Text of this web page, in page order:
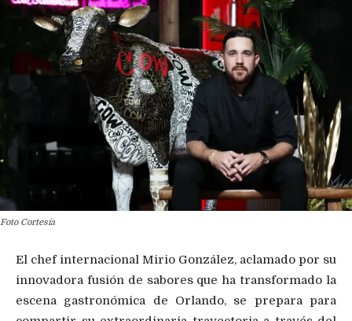
Foto Cortesía
El chef internacional Mirio González, aclamado por su
innovadora fusión de sabores que ha transformado la
escena gastronómica de Orlando, se prepara para